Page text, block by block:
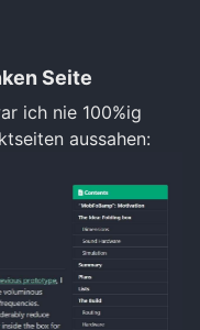
Seite
ich nie 100%ig
aussahen: